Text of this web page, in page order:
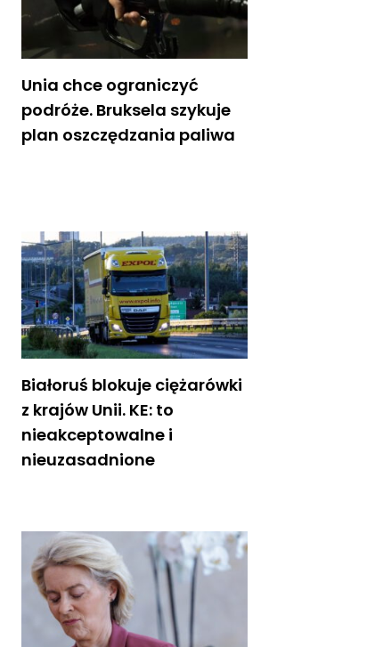
Unia chce ograniczyć
podróże. Bruksela szykuje
plan oszczędzania paliwa
Białoruś blokuje ciężarówki
z krajów Unii. KE: to
nieakceptowalne i
nieuzasadnione